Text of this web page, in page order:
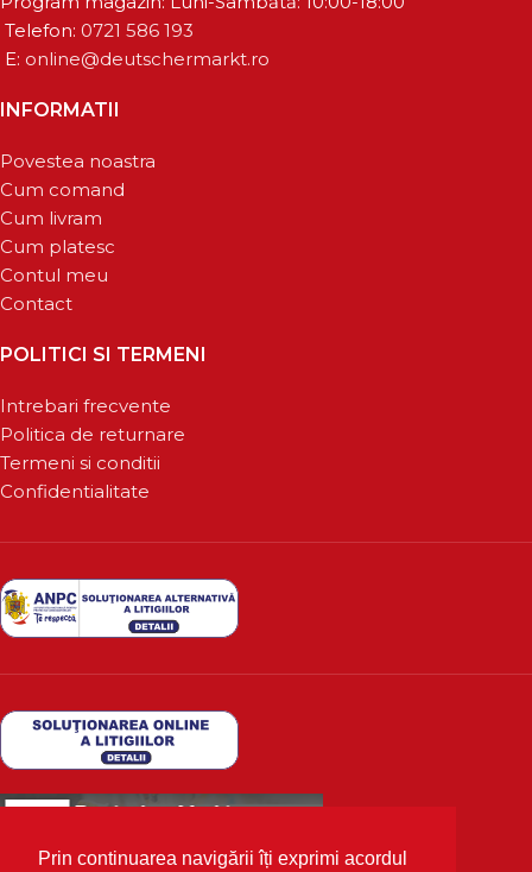
Prin continuarea navigării îți exprimi acordul
Telefon: 0721 586 193
E: online@deutschermarkt.ro
INFORMATII
Povestea noastra
Cum comand
Cum livram
Cum platesc
Contul meu
Contact
POLITICI SI TERMENI
Intrebari frecvente
Politica de returnare
Termeni si conditii
Confidentialitate